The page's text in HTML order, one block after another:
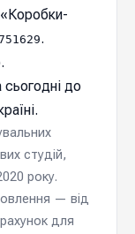
.
cьогодні до
студій,
року.
— від
для